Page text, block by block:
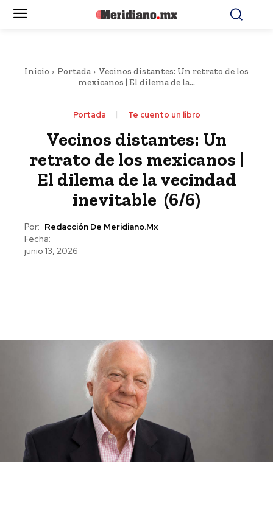
Inicio Portada
Vecinos distantes: Un retrato de los
mexicanos | El dilema de la...
Portada Te cuento un libro
Vecinos distantes: Un
retrato de los mexicanos |
El dilema de la vecindad
inevitable (6/6)
Por: Redacción De Meridiano.mx
Fecha:
junio 13, 2026